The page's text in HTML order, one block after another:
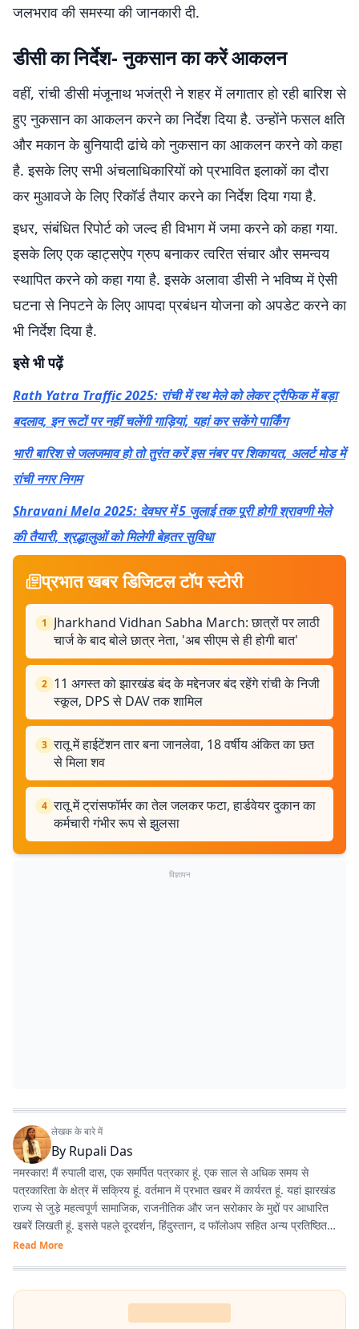
जलभराव की समस्या की जानकारी दी.
डीसी का निर्देश- नुकसान का करें आकलन
वहीं, रांची डीसी मंजूनाथ भजंत्री ने शहर में लगातार हो रही बारिश से
हुए नुकसान का आकलन करने का निर्देश दिया है. उन्होंने फसल क्षति
और मकान के बुनियादी ढांचे को नुकसान का आकलन करने को कहा
है. इसके लिए सभी अंचलाधिकारियों को प्रभावित इलाकों का दौरा
कर मुआवजे के लिए रिकॉर्ड तैयार करने का निर्देश दिया गया है.
इधर, संबंधित रिपोर्ट को जल्द ही विभाग में जमा करने को कहा गया.
इसके लिए एक व्हाट्सऐप ग्रुप बनाकर त्वरित संचार और समन्वय
स्थापित करने को कहा गया है. इसके अलावा डीसी ने भविष्य में ऐसी
घटना से निपटने के लिए आपदा प्रबंधन योजना को अपडेट करने का
भी निर्देश दिया है.
इसे भी पढ़ें
Rath Yatra Traffic 2025: रांची में रथ मेले को लेकर ट्रैफिक में बड़ा
बदलाव, इन रूटों पर नहीं चलेंगी गाड़ियां, यहां कर सकेंगे पार्किंग
भारी बारिश से जलजमाव हो तो तुरंत करें इस नंबर पर शिकायत, अलर्ट मोड में
रांची नगर निगम
Shravani Mela 2025: देवघर में 5 जुलाई तक पूरी होगी श्रावणी मेले
की तैयारी, श्रद्धालुओं को मिलेगी बेहतर सुविधा
प्रभात खबर डिजिटल टॉप स्टोरी
1
Jharkhand Vidhan Sabha March: छात्रों पर लाठी
चार्ज के बाद बोले छात्र नेता, 'अब सीएम से ही होगी बात'
2 11 अगस्त को झारखंड बंद के मद्देनजर बंद रहेंगे रांची के निजी
स्कूल, DPS से DAV तक शामिल
3 रातू में हाईटेंशन तार बना जानलेवा, 18 वर्षीय अंकित का छत
से मिला शव
4 रातू में ट्रांसफॉर्मर का तेल जलकर फटा, हार्डवेयर दुकान का
कर्मचारी गंभीर रूप से झुलसा
विज्ञापन
लेखक के बारे में
By Rupali Das
नमस्कार! मैं रुपाली दास, एक समर्पित पत्रकार हूं. एक साल से अधिक समय से
पत्रकारिता के क्षेत्र में सक्रिय हूं. वर्तमान में प्रभात खबर में कार्यरत हूं. यहां झारखंड
राज्य से जुड़े महत्वपूर्ण सामाजिक, राजनीतिक और जन सरोकार के मुद्दों पर आधारित
खबरें लिखती हूं. इससे पहले दूरदर्शन, हिंदुस्तान, द फॉलोअप सहित अन्य प्रतिष्ठित
समाचार माध्यमों के साथ भी काम करने का अनुभव है.
Read More